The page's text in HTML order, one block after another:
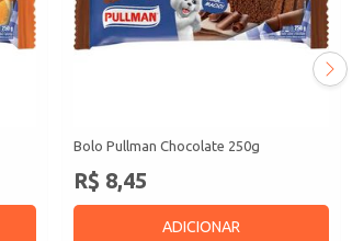
Bolo Pullman Chocolate 250g
R$ 8,45
ADICIONAR